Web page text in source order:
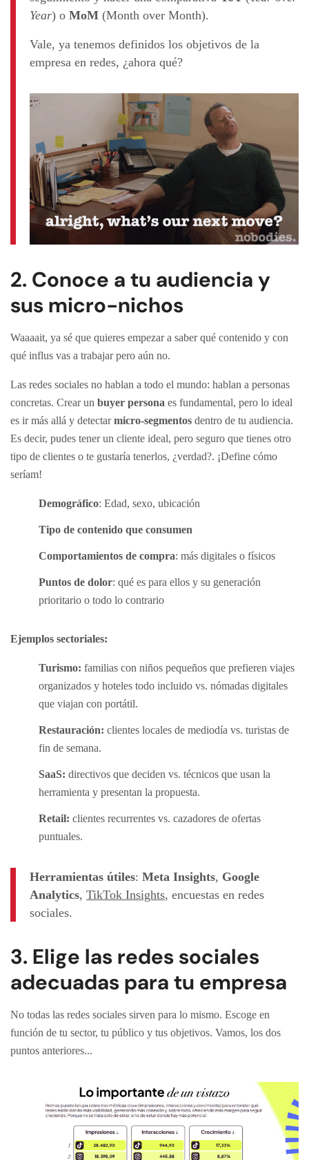
Year) o MoM (Month over Month).
Vale, ya tenemos definidos los objetivos de la
empresa en redes, ¿ahora qué?
2. Conoce a tu audiencia y
sus micro-nichos
Waaaait, ya sé que quieres empezar a saber qué contenido y con
qué influs vas a trabajar pero aún no.
Las redes sociales no hablan a todo el mundo: hablan a personas
concretas. Crear un buyer persona es fundamental, pero lo ideal
es ir más allá y detectarmicro-segmentos dentro de tu audiencia.
Es decir, pudes tener un cliente ideal, pero seguro que tienes otro
tipo de clientes o te gustaría tenerlos, ¿verdad?. ¡Define cómo
seríam!
Demográfico: Edad, sexo, ubicación
Tipo de contenido que consumen
Comportamientos de compra: más digitales o físicos
Puntos de dolor: qué es para ellos y su generación
prioritario o todo lo contrario
Ejemplos sectoriales:
Turismo: familias con niños pequeños que prefieren viajes
organizados y hoteles todo incluido vs. nómadas digitales
que viajan con portátil.
Restauración: clientes locales de mediodía vs. turistas de
fin de semana.
SaaS: directivos que deciden vs. técnicos que usan la
herramienta y presentan la propuesta.
Retail: clientes recurrentes vs. cazadores de ofertas
puntuales.
Herramientas útiles: Meta Insights, Google
Analytics, TikTok Insights, encuestas en redes
sociales.
3. Elige las redes sociales
adecuadas para tu empresa
No todas las redes sociales sirven para lo mismo. Escoge en
función de tu sector, tu público y tus objetivos. Vamos, los dos
puntos anteriores...